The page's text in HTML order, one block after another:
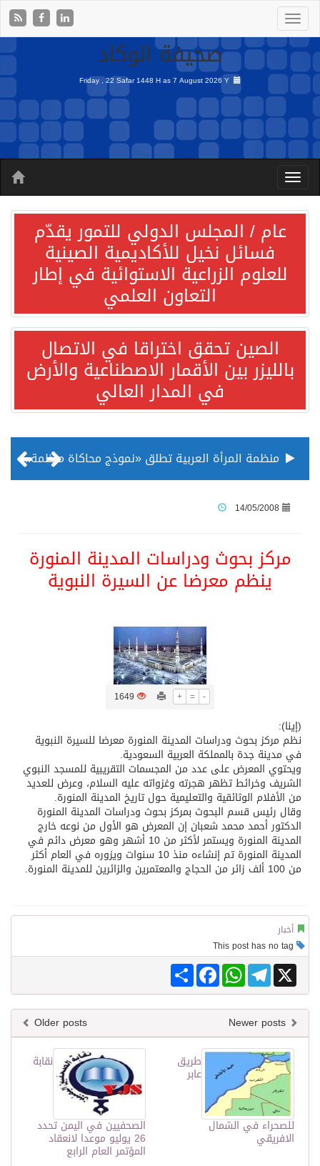
صحيفة الوكاد
Friday , 22 Safar 1448 H as7 August 2026 Y
عام / المجلس الدولي للتمور يقدّم
فسائل نخيل للأكاديمية الصينية
للعلوم الزراعية الاستوائية في إطار
التعاون العلمي
الصين تحقق اختراقا في الاتصال
بالليزر بين الأقمار الاصطناعية والأرض
في المدار العالي
منظمة المرأة العربية تطلق «نموذج محاكاة منظمة المرأة العربية للشباب» بمشاركة 10 دول عربية..غدًا
كسوة الكعبة تعتلي البيت العتيق
“سبيس إكس” تطلق 24 قمرًا صناعيًا جديدًا إلى الفضاء
14/05/2008
مركز بحوث ودراسات المدينة المنورة
ينظم معرضا عن السيرة النبوية
+ = -
1649
(إينا):
نظم مركز بحوث ودراسات المدينة المنورة معرضا للسيرة النبوية
في مدينة جدة بالمملكة العربية السعودية.
ويحتوي المعرض على عدد من المجسمات التقريبية للمسجد النبوي
الشريف وخرائط تظهر هجرته وغزواته عليه السلام، وعرض للعديد
من الأفلام الوثائقية والتعليمية حول تاريخ المدينة المنورة.
وقال رئيس قسم البحوث بمركز بحوث ودراسات المدينة المنورة
الدكتور أحمد محمد شعبان إن المعرض هو الأول من نوعه خارج
المدينة المنورة ويستمر لأكثر من 10 أشهر وهو معرض دائم في
المدينة المنورة تم إنشاءه منذ 10 سنوات ويزوره في العام أكثر
من 100 ألف زائر من الحجاج والمعتمرين والزائرين للمدينة المنورة.
أخبار
Share
FacebookWhatsAppTelegram X
Older posts
نقابة
الصحفيين في اليمن تحدد
26 يوليو موعدا لانعقاد
المؤتمر العام الرابع
طريق
عابر
للصحراء في الشمال
الافريقي